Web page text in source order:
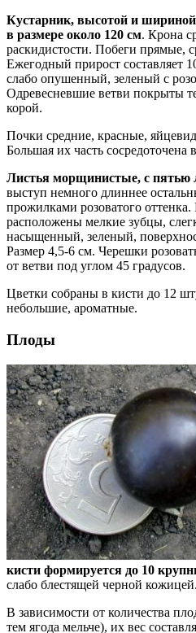
Кустарник, высотой и
в размере около 120 см. Крона
раскидистости. Побеги прямые,
Ежегодный прирост составляет
слабо опушенный, зеленый с
Одревесневшие ветви покрыты
корой.
Почки средние, красные,
Большая их часть сосредоточена
Листья морщинистые, с пятью
выступ немного длиннее
прожилками розоватого
расположены мелкие зубцы,
насыщенный, зеленый,
Размер 4,5-6 см. Черешки
от ветви под углом 45 градусов.
Цветки собраны в кисти до 12
небольшие, ароматные.
Плоды
кисти формируется до 10
слабо блестящей черной кожицей.
В зависимости от количества
тем ягода мельче), их вес